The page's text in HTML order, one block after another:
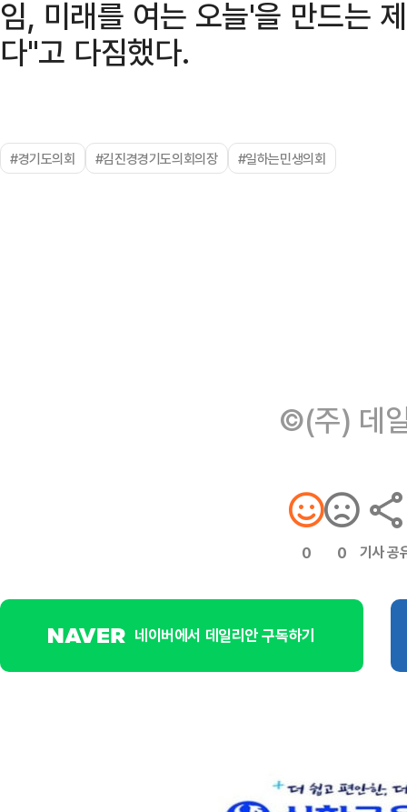
임, 미래를 여는 오늘'을 만드는
다"고 다짐했다.
#경기도의회 #김진경경기도의회의장 #일하는민생의회
©(주) 데
0 0 기사 공
네이버에서 데일리안 구독하기